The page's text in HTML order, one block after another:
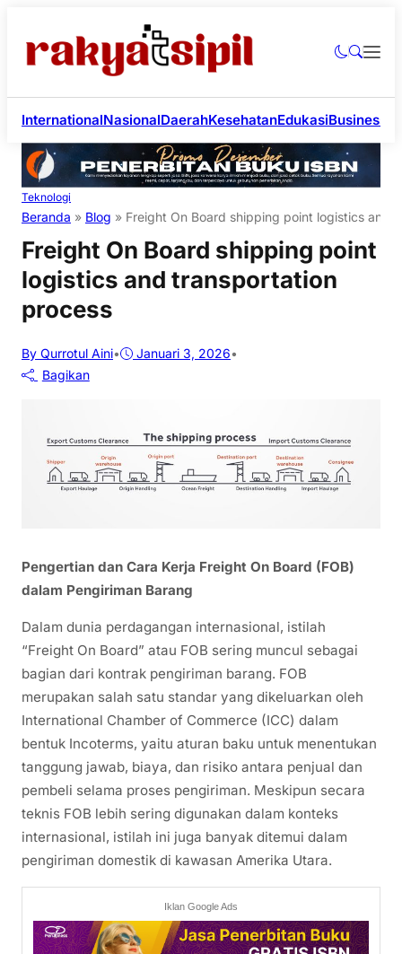
InternationalNasionalDaerahKesehatanEdukasiBusiness
Teknologi
Beranda » Blog » Freight On Board shipping point logistics and
Freight On Board shipping point
logistics and transportation
process
By Qurrotul Aini• Januari 3, 2026•
Bagikan
Pengertian dan Cara Kerja Freight On Board (FOB)
dalam Pengiriman Barang
Dalam dunia perdagangan internasional, istilah
“Freight On Board” atau FOB sering muncul sebagai
bagian dari kontrak pengiriman barang. FOB
merupakan salah satu standar yang dikeluarkan oleh
International Chamber of Commerce (ICC) dalam
bentuk Incoterms, yaitu aturan baku untuk menentukan
tanggung jawab, biaya, dan risiko antara penjual dan
pembeli selama proses pengiriman. Meskipun secara
teknis FOB lebih sering digunakan dalam konteks
internasional, istilah ini juga banyak ditemui dalam
pengiriman domestik di kawasan Amerika Utara.
Iklan Google Ads